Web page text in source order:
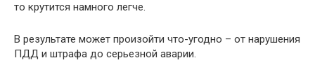
то крутится намного легче.
В результате может произойти что-угодно – от нарушения
ПДД и штрафа до серьезной аварии.